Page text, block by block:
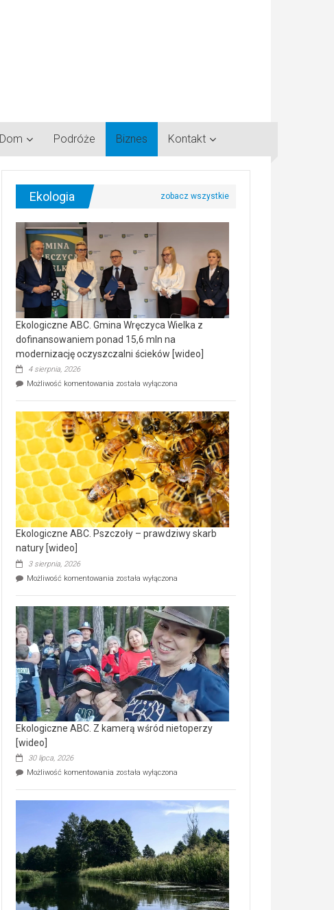
Dom Podróże Biznes Kontakt
Ekologia
Ekologiczne ABC. Gmina Wręczyca Wielka z
dofinansowaniem ponad 15,6 mln na
modernizację oczyszczalni ścieków [wideo]
4 sierpnia, 2026
Możliwość komentowania Ekologiczne
Wręczyca
Wielka
z
dofinansowaniem
ponad
15,6
mln
na
modernizację
oczyszczalni
ścieków
[wideo]
została wyłączona
Ekologiczne ABC. Pszczoły – prawdziwy skarb
natury [wideo]
3 sierpnia, 2026
Możliwość komentowania Ekologiczne
–
prawdziwy
skarb
natury
[wideo]
została wyłączona
Ekologiczne ABC. Z kamerą wśród nietoperzy
[wideo]
30 lipca, 2026
Możliwość komentowania Ekologiczne
wśród
nietoperzy
[wideo]
została wyłączona